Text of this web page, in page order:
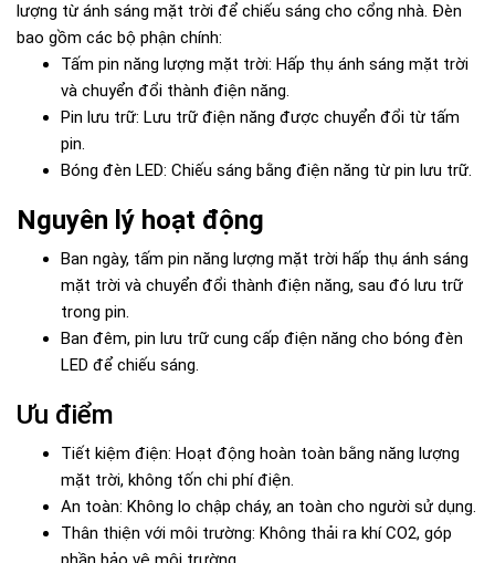
lượng từ ánh sáng mặt trời để chiếu sáng cho cổng nhà. Đèn
bao gồm các bộ phận chính:
Tấm pin năng lượng mặt trời: Hấp thụ ánh sáng mặt trời
và chuyển đổi thành điện năng.
Pin lưu trữ: Lưu trữ điện năng được chuyển đổi từ tấm
pin.
Bóng đèn LED: Chiếu sáng bằng điện năng từ pin lưu trữ.
Nguyên lý hoạt động
Ban ngày, tấm pin năng lượng mặt trời hấp thụ ánh sáng
mặt trời và chuyển đổi thành điện năng, sau đó lưu trữ
trong pin.
Ban đêm, pin lưu trữ cung cấp điện năng cho bóng đèn
LED để chiếu sáng.
Ưu điểm
Tiết kiệm điện: Hoạt động hoàn toàn bằng năng lượng
mặt trời, không tốn chi phí điện.
An toàn: Không lo chập cháy, an toàn cho người sử dụng.
Thân thiện với môi trường: Không thải ra khí CO2, góp